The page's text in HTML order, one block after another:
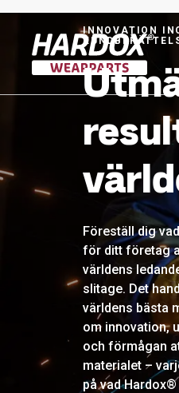
Till startsidan
INNOVATION
Föreställ dig
för ditt företag
världens
slitage. Det
världens bästa
om innovation,
och förmågan
materialet –
på vad